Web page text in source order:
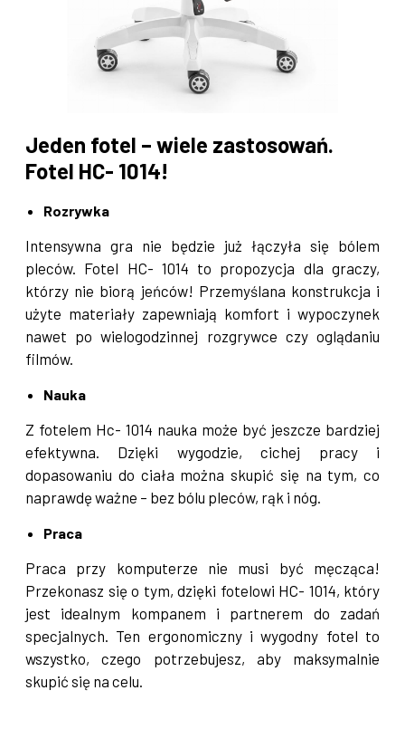
Jeden fotel – wiele zastosowań.
Fotel HC- 1014!
Rozrywka
Intensywna gra nie będzie już łączyła się bólem
pleców. Fotel HC- 1014 to propozycja dla graczy,
którzy nie biorą jeńców! Przemyślana konstrukcja i
użyte materiały zapewniają komfort i wypoczynek
nawet po wielogodzinnej rozgrywce czy oglądaniu
filmów.
Nauka
Z fotelem Hc- 1014 nauka może być jeszcze bardziej
efektywna. Dzięki wygodzie, cichej pracy i
dopasowaniu do ciała można skupić się na tym, co
naprawdę ważne – bez bólu pleców, rąk i nóg.
Praca
Praca przy komputerze nie musi być męcząca!
Przekonasz się o tym, dzięki fotelowi HC- 1014, który
jest idealnym kompanem i partnerem do zadań
specjalnych. Ten ergonomiczny i wygodny fotel to
wszystko, czego potrzebujesz, aby maksymalnie
skupić się na celu.